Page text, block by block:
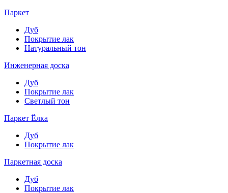
Паркет
Дуб
Покрытие лак
Натуральный тон
Инженерная доска
Дуб
Покрытие лак
Светлый тон
Паркет Ёлка
Дуб
Покрытие лак
Паркетная доска
Дуб
Покрытие лак